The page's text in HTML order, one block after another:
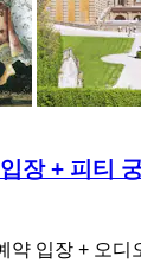
장 + 피티
약 입장 + 오디